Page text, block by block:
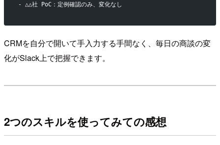
- △△社 PoC：定例確認のみ、変化なし
CRMを自分で開いて手入力する手間なく、毎日の商談の変
化がSlack上で把握できます。
2つのスキルを使ってみての感想